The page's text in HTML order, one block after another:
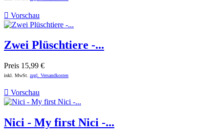
 Vorschau
Zwei Plüschtiere -...
Preis 15,99 €
inkl. MwSt. zzgl. Versandkosten
 Vorschau
Nici - My first Nici -...